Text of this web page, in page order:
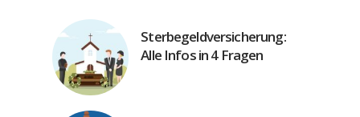
Sterbegeldversicherung:
Alle Infos in 4 Fragen